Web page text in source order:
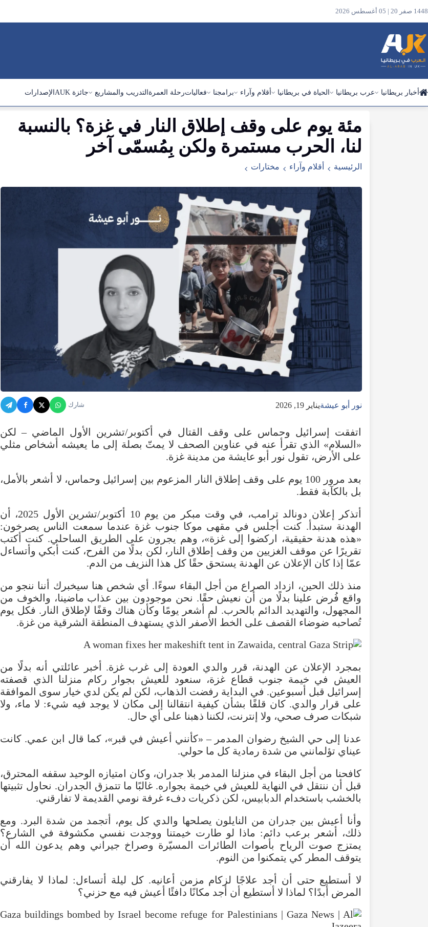
1448 صفر 20 | 05 أغسطس 2026
أخبار بريطانيا عرب بريطانيا الحياة في بريطانيا أقلام وآراء برامجنا فعالياترحلة العمرة التدريب والمشاريع جائزة AUK الإصدارات
مئة يوم على وقف إطلاق النار في غزة؟ بالنسبة
لنا، الحرب مستمرة ولكن بِمُسمّى آخر
الرئيسية أقلام وآراء مختارات
نور أبو عيشةيناير 19, 2026 شارك
اتفقت إسرائيل وحماس على وقف القتال في أكتوبر/تشرين الأول الماضي – لكن
«السلام» الذي تقرأ عنه في عناوين الصحف لا يمتّ بصلة إلى ما يعيشه أشخاص مثلي
على الأرض، تقول نور أبو عايشة من مدينة غزة.
بعد مرور 100 يوم على وقف إطلاق النار المزعوم بين إسرائيل وحماس، لا أشعر بالأمل،
بل بالكآبة فقط.
أتذكر إعلان دونالد ترامب، في وقت مبكر من يوم 10 أكتوبر/تشرين الأول 2025، أن
الهدنة ستبدأ. كنت أجلس في مقهى موكا جنوب غزة عندما سمعت الناس يصرخون:
«هذه هدنة حقيقية، اركضوا إلى غزة»، وهم يجرون على الطريق الساحلي. كنت أكتب
تقريرًا عن موقف الغزيين من وقف إطلاق النار، لكن بدلًا من الفرح، كنت أبكي وأتساءل
عمّا إذا كان الإعلان عن الهدنة يستحق حقًا كل هذا النزيف من الدم.
منذ ذلك الحين، ازداد الصراع من أجل البقاء سوءًا. أي شخص هنا سيخبرك أننا ننجو من
واقع فُرض علينا بدلًا من أن نعيش حقًا. نحن موجودون بين عذاب ماضينا، والخوف من
المجهول، والتهديد الدائم بالحرب. لم أشعر يومًا وكأن هناك وقفًا لإطلاق النار. فكل يوم
تُصاحبه ضوضاء القصف على الخط الأصفر الذي يستهدف المنطقة الشرقية من غزة.
بمجرد الإعلان عن الهدنة، قرر والدي العودة إلى غرب غزة. أخبر عائلتي أنه بدلًا من
العيش في خيمة جنوب قطاع غزة، سنعود للعيش بجوار ركام منزلنا الذي قصفته
إسرائيل قبل أسبوعين. في البداية رفضت الذهاب، لكن لم يكن لدي خيار سوى الموافقة
على قرار والدي. كان قلقًا بشأن كيفية انتقالنا إلى مكان لا يوجد فيه شيء: لا ماء، ولا
شبكات صرف صحي، ولا إنترنت، لكننا ذهبنا على أي حال.
عدنا إلى حي الشيخ رضوان المدمر – «كأنني أعيش في قبر»، كما قال ابن عمي. كانت
عيناي تؤلمانني من شدة رمادية كل ما حولي.
كافحنا من أجل البقاء في منزلنا المدمر بلا جدران، وكان امتيازه الوحيد سقفه المحترق،
قبل أن ننتقل في النهاية للعيش في خيمة بجواره. غالبًا ما تتمزق الجدران. نحاول تثبيتها
بالخشب باستخدام الدبابيس، لكن ذكريات دفء غرفة نومي القديمة لا تفارقني.
وأنا أعيش بين جدران من النايلون يصلحها والدي كل يوم، أتجمد من شدة البرد. ومع
ذلك، أشعر برعب دائم: ماذا لو طارت خيمتنا ووجدت نفسي مكشوفة في الشارع؟
يمتزج صوت الرياح بأصوات الطائرات المسيّرة وصراخ جيراني وهم يدعون الله أن
يتوقف المطر كي يتمكنوا من النوم.
لا أستطيع حتى أن أجد علاجًا لزكام مزمن أعانيه. كل ليلة أتساءل: لماذا لا يفارقني
المرض أبدًا؟ لماذا لا أستطيع أن أجد مكانًا دافئًا أعيش فيه مع حزني؟